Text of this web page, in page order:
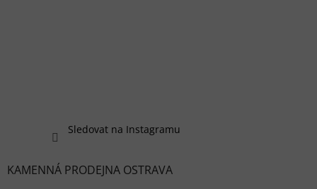
Sledovat na Instagramu
KAMENNÁ PRODEJNA OSTRAVA